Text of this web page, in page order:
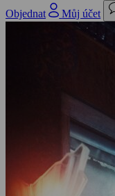
Objednat
Můj účet